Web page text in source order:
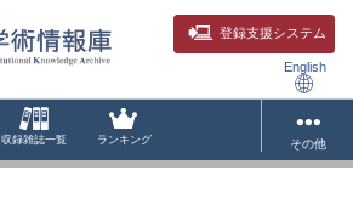
登録支援システム
English
収録雑誌一覧 ランキング その他